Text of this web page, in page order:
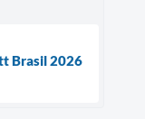
Brasil 2026